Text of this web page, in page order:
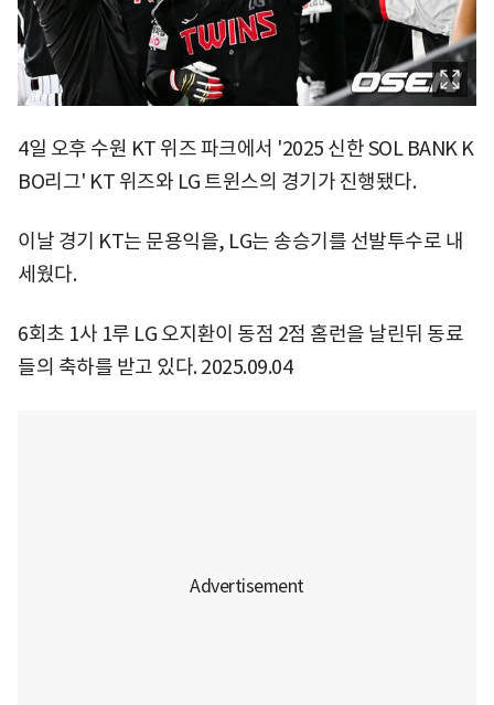
4일 오후 수원 KT 위즈 파크에서 '2025 신한 SOL BANK K
BO리그' KT 위즈와 LG 트윈스의 경기가 진행됐다.
이날 경기 KT는 문용익을, LG는 송승기를 선발투수로 내
세웠다.
6회초 1사 1루 LG 오지환이 동점 2점 홈런을 날린뒤 동료
들의 축하를 받고 있다. 2025.09.04